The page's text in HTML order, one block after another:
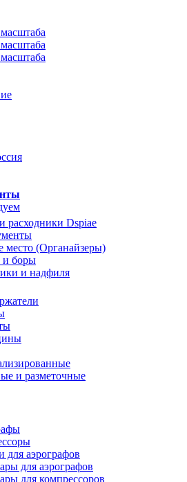
расходники Dspiae
место (Органайзеры)
и боры
и надфиля
и разметочные
для аэрографов
для аэрографов
для компрессоров